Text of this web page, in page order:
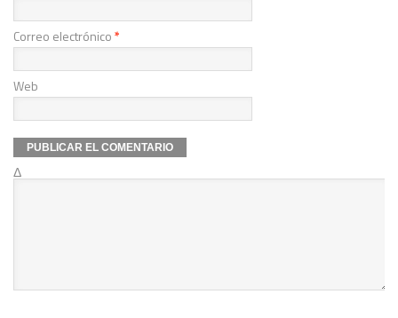
Correo electrónico*
Web
Δ